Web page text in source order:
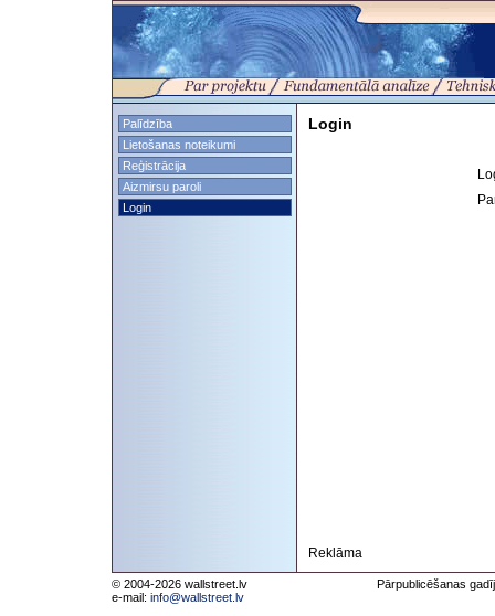
Palīdzība
Lietošanas noteikumi
Reģistrācija
Aizmirsu paroli
Login
Login
Reklāma
© 2004-2026 wallstreet.lv
e-mail: info@wallstreet.lv
Pārpublicēšanas